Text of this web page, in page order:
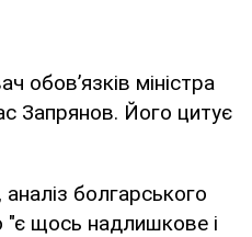
обов’язків міністра
Запрянов. Його цитує
болгарського
щось надлишкове і